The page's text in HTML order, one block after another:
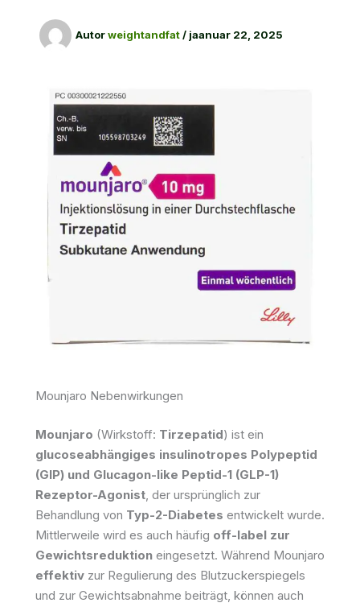
Autorweightandfat/ jaanuar 22, 2025
Mounjaro Nebenwirkungen
Mounjaro (Wirkstoff: Tirzepatid) ist ein
glucoseabhängiges insulinotropes Polypeptid
(GIP) und Glucagon-like Peptid-1 (GLP-1)
Rezeptor-Agonist , der ursprünglich zur
Behandlung von Typ-2-Diabetes entwickelt wurde.
Mittlerweile wird es auch häufig off-label zur
Gewichtsreduktion eingesetzt. Während Mounjaro
effektiv zur Regulierung des Blutzuckerspiegels
und zur Gewichtsabnahme beiträgt, können auch